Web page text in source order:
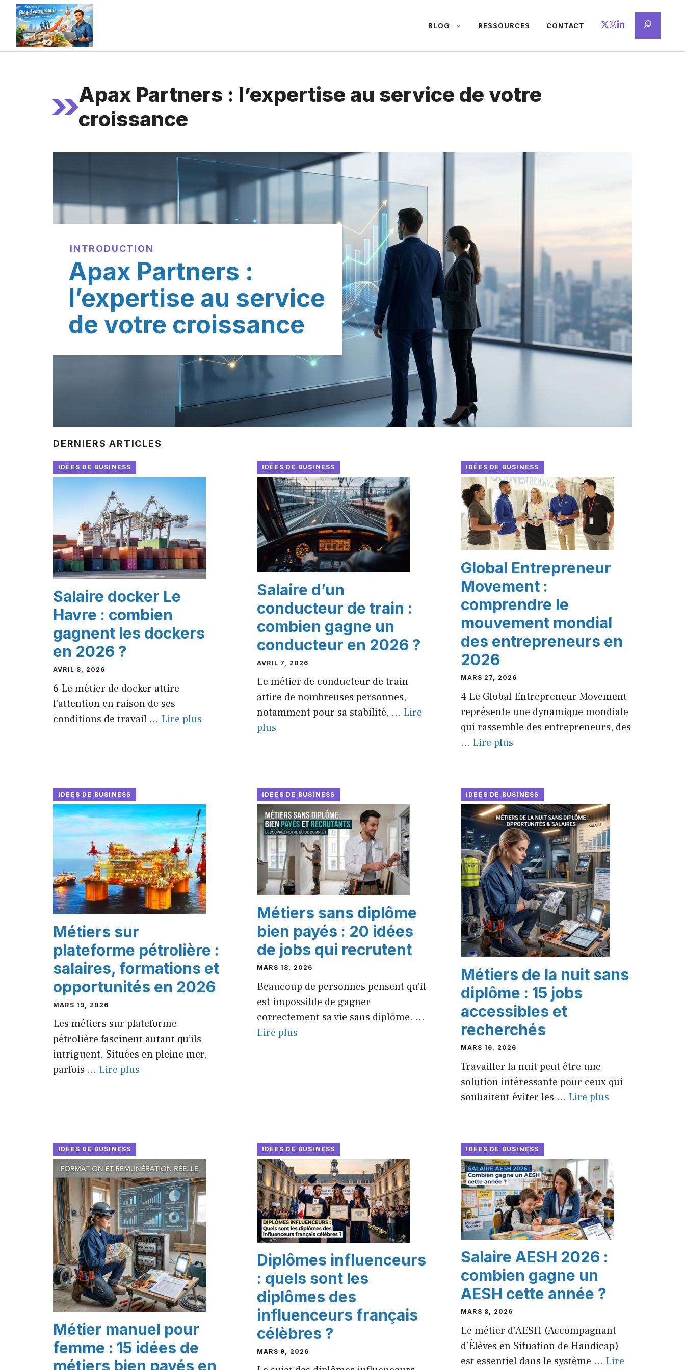
Aller
contenu
BLOG RESSOURCES CONTACT
Apax Partners : l’expertise au service de votre
croissance
INTRODUCTION
Apax Partners :
l’expertise au service
de votre croissance
DERNIERS ARTICLES
IDÉES DE BUSINESS
Salaire docker Le
Havre : combien
gagnent les dockers
en 2026 ?
AVRIL 8, 2026
6 Le métier de docker attire
l’attention en raison de ses
conditions de travail ... Lire plus
IDÉES DE BUSINESS
Salaire d’un
conducteur de train :
combien gagne un
conducteur en 2026 ?
AVRIL 7, 2026
Le métier de conducteur de train
attire de nombreuses personnes,
notamment pour sa stabilité, ... Lire
plus
IDÉES DE BUSINESS
Global Entrepreneur
Movement :
comprendre le
mouvement mondial
des entrepreneurs en
2026
MARS 27, 2026
4 Le Global Entrepreneur Movement
représente une dynamique mondiale
qui rassemble des entrepreneurs, des
... Lire plus
IDÉES DE BUSINESS
Métiers sur
plateforme pétrolière :
salaires, formations et
opportunités en 2026
MARS 19, 2026
Les métiers sur plateforme
pétrolière fascinent autant qu’ils
intriguent. Situées en pleine mer,
parfois ... Lire plus
IDÉES DE BUSINESS
Métiers sans diplôme
bien payés : 20 idées
de jobs qui recrutent
MARS 18, 2026
Beaucoup de personnes pensent qu’il
est impossible de gagner
correctement sa vie sans diplôme. ...
Lire plus
IDÉES DE BUSINESS
Métiers de la nuit sans
diplôme : 15 jobs
accessibles et
recherchés
MARS 16, 2026
Travailler la nuit peut être une
solution intéressante pour ceux qui
souhaitent éviter les ... Lire plus
IDÉES DE BUSINESS
Métier manuel pour
femme : 15 idées de
métiers bien payés en
IDÉES DE BUSINESS
Diplômes influenceurs
: quels sont les
diplômes des
influenceurs français
célèbres ?
MARS 9, 2026
IDÉES DE BUSINESS
Salaire AESH 2026 :
combien gagne un
AESH cette année ?
MARS 8, 2026
Le métier d’AESH (Accompagnant
d’Élèves en Situation de Handicap)
est essentiel dans le système ... Lire